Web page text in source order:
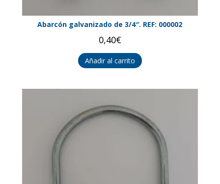
Abarcón galvanizado de 3/4″. REF: 000002
0,40€
Añadir al carrito